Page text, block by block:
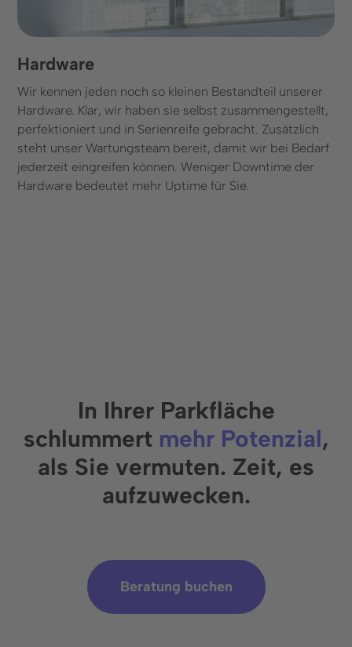
Hardware
Wir kennen jeden noch so kleinen Bestandteil unserer
Hardware. Klar, wir haben sie selbst zusammengestellt,
perfektioniert und in Serienreife gebracht. Zusätzlich
steht unser Wartungsteam bereit, damit wir bei Bedarf
jederzeit eingreifen können. Weniger Downtime der
Hardware bedeutet mehr Uptime für Sie.
In Ihrer Parkfläche
schlummert mehr Potenzial,
als Sie vermuten. Zeit, es
aufzuwecken.
Beratung buchen